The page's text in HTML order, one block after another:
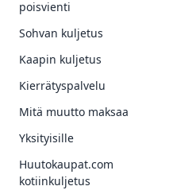
poisvienti
Sohvan kuljetus
Kaapin kuljetus
Kierrätyspalvelu
Mitä muutto maksaa
Yksityisille
Huutokaupat.com
kotiinkuljetus